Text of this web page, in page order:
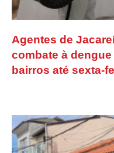
Agentes de
combate à
bairros até sexta-